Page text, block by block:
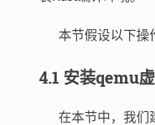
本节假设以下操
4.1 安装qemu
在本节中，我们